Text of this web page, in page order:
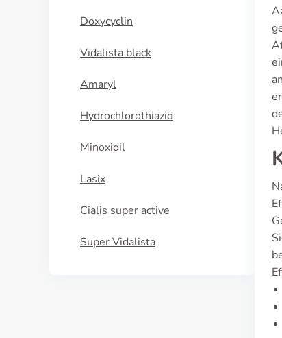
Doxycyclin
Vidalista black
Amaryl
Hydrochlorothiazid
Minoxidil
Lasix
Cialis super active
Super Vidalista